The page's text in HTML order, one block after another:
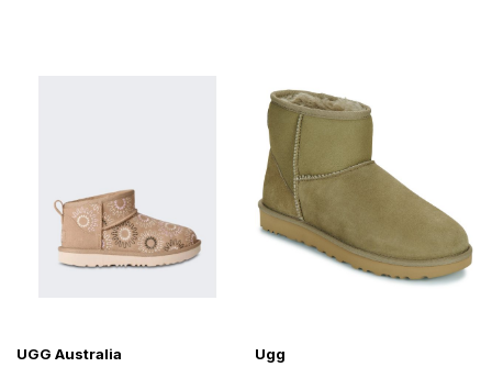
UGG Australia
Ugg